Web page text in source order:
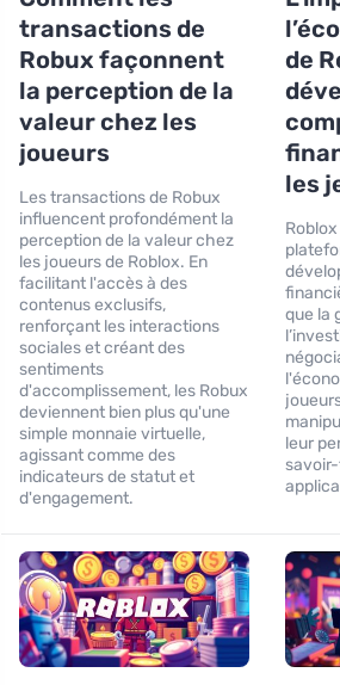
transactions de
Robux façonnent
la perception de la
valeur chez les
joueurs
Les transactions de Robux
influencent profondément la
perception de la valeur chez
les joueurs de Roblox. En
facilitant l'accès à des
contenus exclusifs,
renforçant les interactions
sociales et créant des
sentiments
d'accomplissement, les Robux
deviennent bien plus qu'une
simple monnaie virtuelle,
agissant comme des
indicateurs de statut et
d'engagement.
de
les
que la
leur